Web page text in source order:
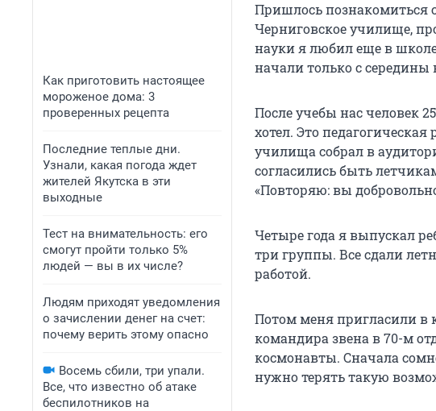
Как приготовить настоящее
мороженое дома: 3
проверенных рецепта
Последние теплые дни.
Узнали, какая погода ждет
жителей Якутска в эти
выходные
Тест на внимательность: его
смогут пройти только 5%
людей — вы в их числе?
Людям приходят уведомления
о зачислении денег на счет:
почему верить этому опасно
Восемь сбили, три упали.
Все, что известно об атаке
беспилотников на
Пришлось познакомиться
Черниговское училище,
науки я любил еще в
начали только с середины
После учебы нас человек
хотел. Это
училища собрал в
согласились быть
«Повторяю: вы
Четыре года я выпускал
три группы. Все сдали
работой.
Потом меня пригласили в
командира звена в 70-м
космонавты. Сначала
нужно терять такую